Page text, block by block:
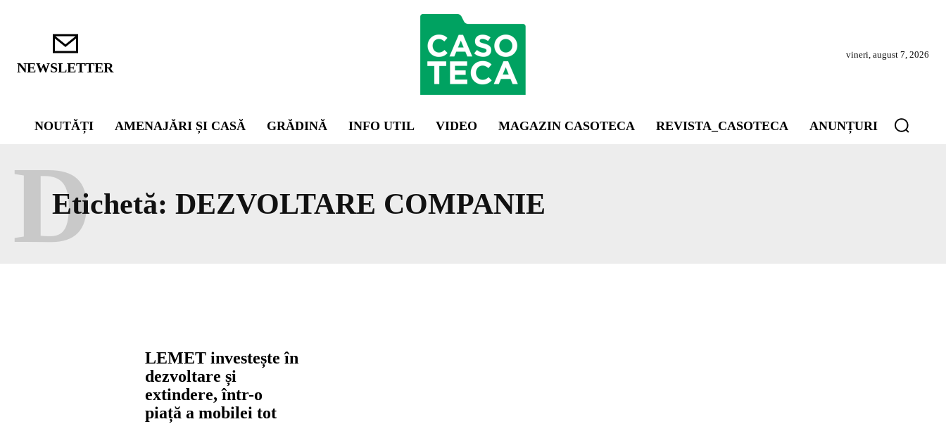
NEWSLETTER
vineri, august 7, 2026
NOUTĂȚI AMENAJĂRI ȘI CASĂ GRĂDINĂ INFO UTIL VIDEO MAGAZIN CASOTECA REVISTA_CASOTECA ANUNȚURI
Etichetă: DEZVOLTARE COMPANIE
D
LEMET investește în
dezvoltare și
extindere, într-o
piață a mobilei tot